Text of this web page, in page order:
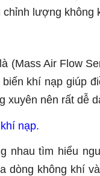
lượng
(Mass Air Flow
khí nạp giúp
xuyên nên rất dễ
nạp.
nhau tìm hiểu
dòng không khí